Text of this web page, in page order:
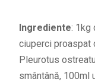
Ingrediente: 1kg
ciuperci proaspat
Pleurotus
smântână, 100ml